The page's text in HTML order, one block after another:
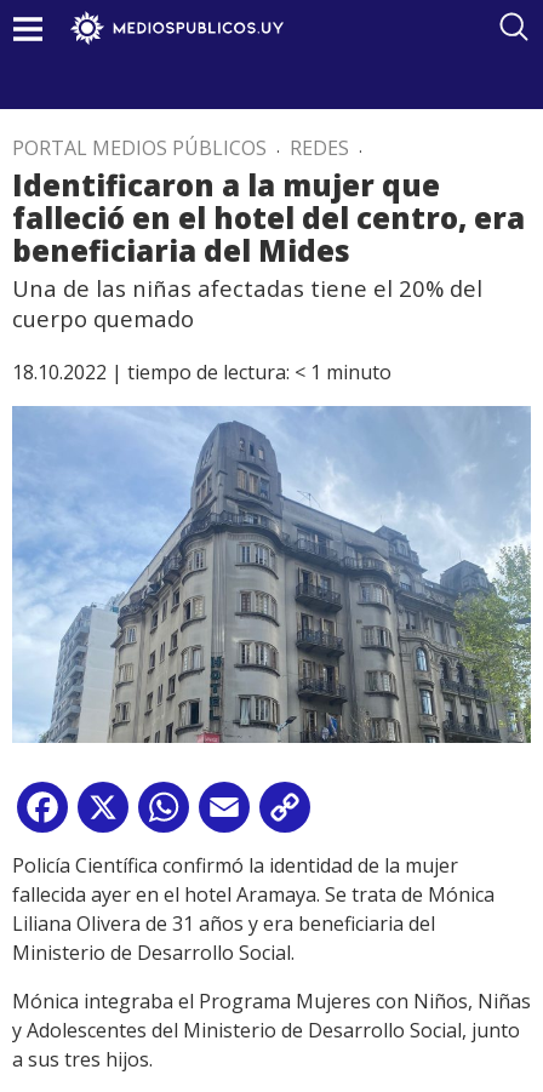
PORTAL MEDIOS PÚBLICOS . REDES .
Identificaron a la mujer que
falleció en el hotel del centro, era
beneficiaria del Mides
Una de las niñas afectadas tiene el 20% del
cuerpo quemado
18.10.2022 | tiempo de lectura: < 1 minuto
Facebook
X WhatsApp
Email
Link
Policía Científica confirmó la identidad de la mujer
fallecida ayer en el hotel Aramaya. Se trata de Mónica
Liliana Olivera de 31 años y era beneficiaria del
Ministerio de Desarrollo Social.
Mónica integraba el Programa Mujeres con Niños, Niñas
y Adolescentes del Ministerio de Desarrollo Social, junto
a sus tres hijos.